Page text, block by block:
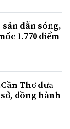
dẫn sóng,
1.770 điểm
Thơ đưa
đồng hành